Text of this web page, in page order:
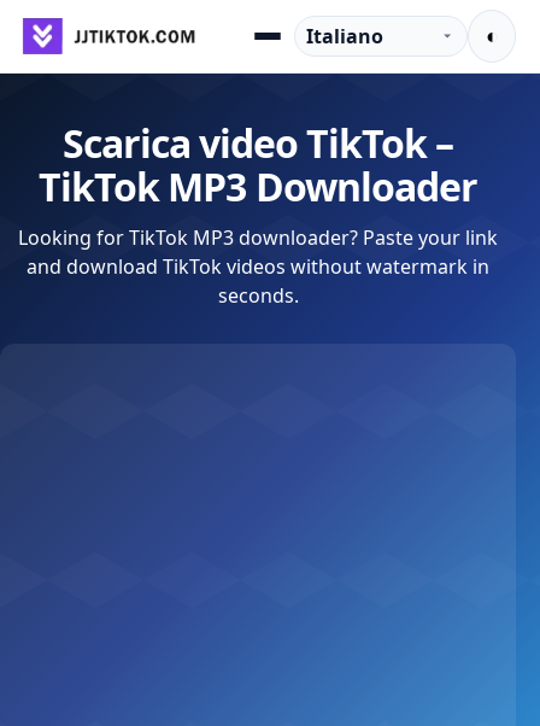
Vai al contenuto
MenuLingua ◐
Scarica video TikTok –
TikTok MP3 Downloader
Looking for TikTok MP3 downloader? Paste your link
and download TikTok videos without watermark in
seconds.